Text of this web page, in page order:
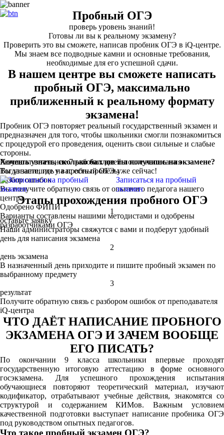
Пробный ОГЭ
проверь уровень знаний!
Готовы ли вы к реальному экзамену?
Проверить это вы сможете, написав пробник ОГЭ в iQ-центре.
Мы знаем все подводные камни и основные требования,
необходимые для его успешной сдачи.
В нашем центре вы сможете написать
пробный ОГЭ, максимально
приближенный к реальному формату
экзамена!
Пробник ОГЭ повторяет реальный государственный экзамен и
предназначен для того, чтобы школьники смогли познакомиться
с процедурой его проведения, оценить свои сильные и слабые
стороны.
Результат в течение 7 рабочих дней после написания
Вы узнаете, где у вас есть пробелы
Разбор ошибок
Вы получите обратную связь от опытного педагога нашего
центра
Одобрено ФИПИ
Варианты составлены нашими методистами и одобрены
разработчиками ОГЭ
Хочешь узнать, сколько баллов ты получишь на экзамене?
Тогда запишись на пробный ОГЭ уже сейчас!
Записаться на пробный
экзамен
Этапы прохождения пробного ОГЭ
1
оставьте заявку
Наши администраторы свяжутся с вами и подберут удобный
день для написания экзамена
2
день экзамена
В назначенный день приходите и пишите пробный экзамен по
выбранному предмету
3
результат
Получите обратную связь с разбором ошибок от преподавателя
iQ-центра
ЧТО ДАЁТ НАПИСАНИЕ ПРОБНОГО
ЭКЗАМЕНА ОГЭ И ЗАЧЕМ ВООБЩЕ
ЕГО ПИСАТЬ?
По окончании 9 класса школьники впервые проходят
государственную итоговую аттестацию в форме основного
госэкзамена. Для успешного прохождения испытания
обучающиеся повторяют теоретический материал, изучают
кодификатор, отрабатывают учебные действия, знакомятся со
структурой и содержанием КИМов. Важным условием
качественной подготовки выступает написание пробника ОГЭ
под руководством опытных педагогов.
Что такое пробный экзамен ОГЭ?